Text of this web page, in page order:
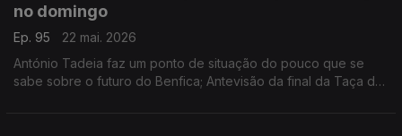
no domingo
Ep. 95
22 mai. 2026
António Tadeia faz um ponto de situação do pouco que se
sabe sobre o futuro do Benfica; Antevisão da final da Taça de